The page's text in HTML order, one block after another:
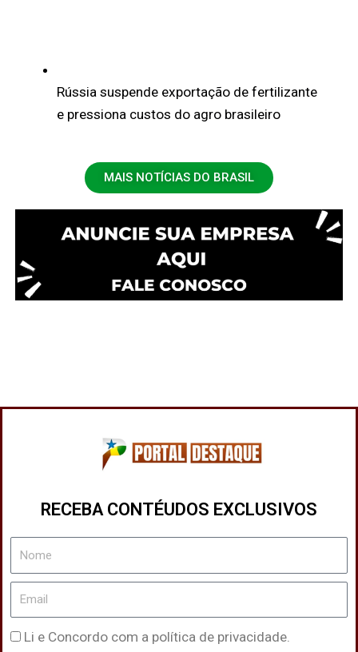
Rússia suspende exportação de fertilizante
e pressiona custos do agro brasileiro
MAIS NOTÍCIAS DO BRASIL
RECEBA CONTÉUDOS EXCLUSIVOS
Nome
Email
Política
Li e Concordo com a política de privacidade.